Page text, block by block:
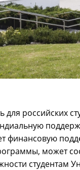
для российских
финансовую
может
студентам